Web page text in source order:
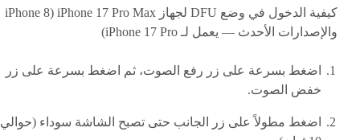
كيفية الدخول في وضع DFU لجهاز iPhone 17 Pro Max (iPhone 8
والإصدارات الأحدث — يعمل لـ iPhone 17 Pro)
اضغط بسرعة على زر رفع الصوت، ثم اضغط بسرعة على زر
خفض الصوت.
اضغط مطولاً على زر الجانب حتى تصبح الشاشة سوداء (حوالي